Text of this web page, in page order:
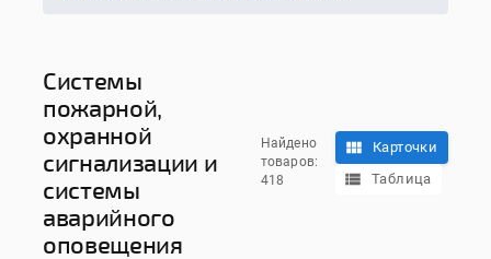
Системы
пожарной,
охранной
сигнализации и
системы
аварийного
оповещения
Найдено
товаров:
418
Карточки
Таблица